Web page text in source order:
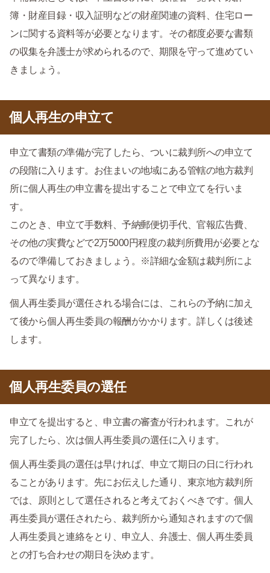
簿・財産目録・収入証明などの財産関連の資料、住宅ロー
ンに関する資料等が必要となります。その都度必要な書類
の収集を弁護士が求められるので、期限を守って進めてい
きましょう。
個人再生の申立て
申立て書類の準備が完了したら、ついに裁判所への申立て
の段階に入ります。お住まいの地域にある管轄の地方裁判
所に個人再生の申立書を提出することで申立てを行いま
す。
このとき、申立て手数料、予納郵便切手代、官報広告費、
その他の実費などで2万5000円程度の裁判所費用が必要とな
るので準備しておきましょう。※詳細な金額は裁判所によ
って異なります。
個人再生委員が選任される場合には、これらの予納に加え
て後から個人再生委員の報酬がかかります。詳しくは後述
します。
個人再生委員の選任
申立てを提出すると、申立書の審査が行われます。これが
完了したら、次は個人再生委員の選任に入ります。
個人再生委員の選任は早ければ、申立て期日の日に行われ
ることがあります。先にお伝えした通り、東京地方裁判所
では、原則として選任されると考えておくべきです。個人
再生委員が選任されたら、裁判所から通知されますので個
人再生委員と連絡をとり、申立人、弁護士、個人再生委員
との打ち合わせの期日を決めます。